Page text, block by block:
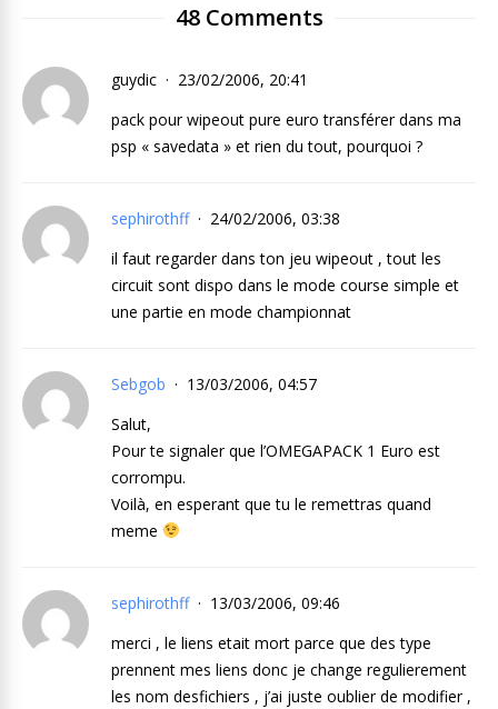
48 Comments
guydic
23/02/2006, 20:41
pack pour wipeout pure euro transférer dans ma
psp « savedata » et rien du tout, pourquoi ?
sephirothff
24/02/2006, 03:38
il faut regarder dans ton jeu wipeout , tout les
circuit sont dispo dans le mode course simple et
une partie en mode championnat
Sebgob
13/03/2006, 04:57
Salut,
Pour te signaler que l’OMEGAPACK 1 Euro est
corrompu.
Voilà, en esperant que tu le remettras quand
meme
sephirothff
13/03/2006, 09:46
merci , le liens etait mort parce que des type
prennent mes liens donc je change regulierement
les nom desfichiers , j’ai juste oublier de modifier ,